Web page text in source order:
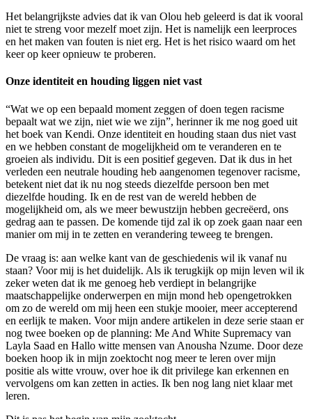
Het belangrijkste advies dat ik van Olou heb geleerd is dat ik vooral
niet te streng voor mezelf moet zijn. Het is namelijk een leerproces
en het maken van fouten is niet erg. Het is het risico waard om het
keer op keer opnieuw te proberen.
Onze identiteit en houding liggen niet vast
“Wat we op een bepaald moment zeggen of doen tegen racisme
bepaalt wat we zijn, niet wie we zijn”, herinner ik me nog goed uit
het boek van Kendi. Onze identiteit en houding staan dus niet vast
en we hebben constant de mogelijkheid om te veranderen en te
groeien als individu. Dit is een positief gegeven. Dat ik dus in het
verleden een neutrale houding heb aangenomen tegenover racisme,
betekent niet dat ik nu nog steeds diezelfde persoon ben met
diezelfde houding. Ik en de rest van de wereld hebben de
mogelijkheid om, als we meer bewustzijn hebben gecreëerd, ons
gedrag aan te passen. De komende tijd zal ik op zoek gaan naar een
manier om mij in te zetten en verandering teweeg te brengen.
De vraag is: aan welke kant van de geschiedenis wil ik vanaf nu
staan? Voor mij is het duidelijk. Als ik terugkijk op mijn leven wil ik
zeker weten dat ik me genoeg heb verdiept in belangrijke
maatschappelijke onderwerpen en mijn mond heb opengetrokken
om zo de wereld om mij heen een stukje mooier, meer accepterend
en eerlijk te maken. Voor mijn andere artikelen in deze serie staan er
nog twee boeken op de planning: Me And White Supremacy van
Layla Saad en Hallo witte mensen van Anousha Nzume. Door deze
boeken hoop ik in mijn zoektocht nog meer te leren over mijn
positie als witte vrouw, over hoe ik dit privilege kan erkennen en
vervolgens om kan zetten in acties. Ik ben nog lang niet klaar met
leren.